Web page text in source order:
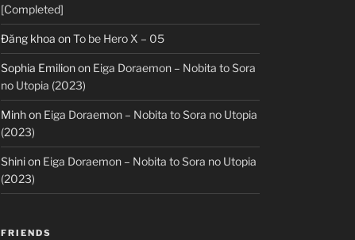
[Completed]
Đăng khoa onTo be Hero X – 05
Sophia Emilionon Eiga Doraemon – Nobita to Sora
no Utopia (2023)
Minhon Eiga Doraemon – Nobita to Sora no Utopia
(2023)
Shinion Eiga Doraemon – Nobita to Sora no Utopia
(2023)
FRIENDS